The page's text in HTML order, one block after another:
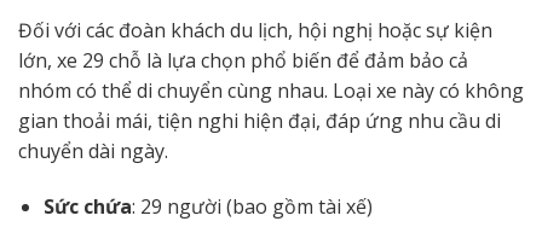
Đối với các đoàn khách du lịch, hội nghị hoặc sự kiện
lớn, xe 29 chỗ là lựa chọn phổ biến để đảm bảo cả
nhóm có thể di chuyển cùng nhau. Loại xe này có không
gian thoải mái, tiện nghi hiện đại, đáp ứng nhu cầu di
chuyển dài ngày.
Sức chứa: 29 người (bao gồm tài xế)